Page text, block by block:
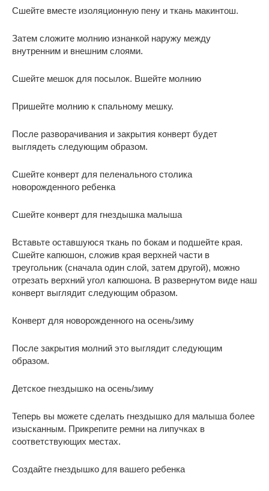
Сшейте вместе изоляционную пену и ткань макинтош.
Затем сложите молнию изнанкой наружу между
внутренним и внешним слоями.
Сшейте мешок для посылок. Вшейте молнию
Пришейте молнию к спальному мешку.
После разворачивания и закрытия конверт будет
выглядеть следующим образом.
Сшейте конверт для пеленального столика
новорожденного ребенка
Сшейте конверт для гнездышка малыша
Вставьте оставшуюся ткань по бокам и подшейте края.
Сшейте капюшон, сложив края верхней части в
треугольник (сначала один слой, затем другой), можно
отрезать верхний угол капюшона. В развернутом виде наш
конверт выглядит следующим образом.
Конверт для новорожденного на осень/зиму
После закрытия молний это выглядит следующим
образом.
Детское гнездышко на осень/зиму
Теперь вы можете сделать гнездышко для малыша более
изысканным. Прикрепите ремни на липучках в
соответствующих местах.
Создайте гнездышко для вашего ребенка